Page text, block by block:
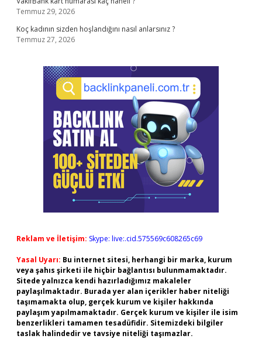
Temmuz 29, 2026
Koç kadının sizden hoşlandığını nasıl anlarsınız ?
Temmuz 27, 2026
Reklam ve İletişim: Skype: live:.cid.575569c608265c69
Yasal Uyarı: Bu internet sitesi, herhangi bir marka, kurum
veya şahıs şirketi ile hiçbir bağlantısı bulunmamaktadır.
Sitede yalnızca kendi hazırladığımız makaleler
paylaşılmaktadır. Burada yer alan içerikler haber niteliği
taşımamakta olup, gerçek kurum ve kişiler hakkında
paylaşım yapılmamaktadır. Gerçek kurum ve kişiler ile isim
benzerlikleri tamamen tesadüfidir. Sitemizdeki bilgiler
taslak halindedir ve tavsiye niteliği taşımazlar.